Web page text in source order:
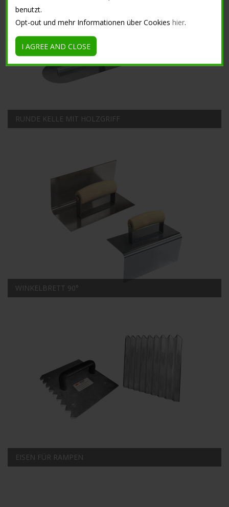
RUNDE KELLE MIT HOLZGRIFF
WINKELBRETT 90°
EISEN FÜR RAMPEN
benutzt.
Opt-out und mehr Informationen über Cookieshier.
I AGREE AND CLOSE